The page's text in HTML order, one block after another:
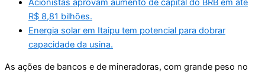
Acionistas aprovam aumento de capital do BRB em até
R$ 8,81 bilhões.
Energia solar em Itaipu tem potencial para dobrar
capacidade da usina.
As ações de bancos e de mineradoras, com grande peso no